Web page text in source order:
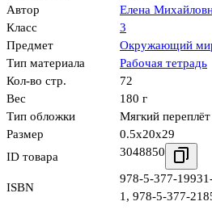
Автор
Елена
Класс
3
Предмет
Окружающий
Тип материала
Рабочая тетрадь
Кол-во стр.
72
Вес
180 г
Тип обложки
Мягкий переплёт
Размер
0.5x20x29
ID товара
3048850
ISBN
978-5-377-
1, 978-5-377-